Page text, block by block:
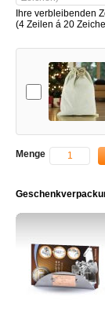
Ihre verbleibenden
(4 Zeilen á 20
Add-on
Menge